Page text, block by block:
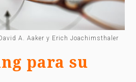
A. Aaker y Erich Joachimsthaler
para su